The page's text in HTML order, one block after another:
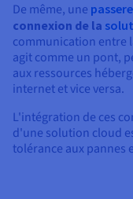
De même, une
connexion de la
communication entre
agit comme un pont,
aux ressources
internet et vice versa.
L'intégration de ces
d'une solution cloud
tolérance aux pannes